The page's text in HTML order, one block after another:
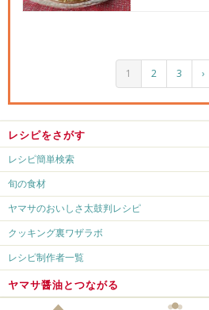
1 2 3 ›
レシピをさがす
レシピ簡単検索
旬の食材
ヤマサのおいしさ太鼓判レシピ
クッキング裏ワザラボ
レシピ制作者一覧
ヤマサ醤油とつながる